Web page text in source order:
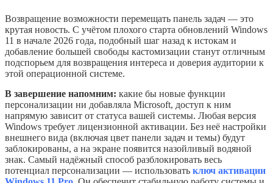
Возвращение возможности перемещать панель задач — это
крутая новость. С учётом плохого старта обновлений Windows
11 в начале 2026 года, подобный шаг назад к истокам и
добавление большей свободы кастомизации станут отличным
подспорьем для возвращения интереса и доверия аудитории к
этой операционной системе.
В завершение напомним: какие бы новые функции
персонализации ни добавляла Microsoft, доступ к ним
напрямую зависит от статуса вашей системы. Любая версия
Windows требует лицензионной активации. Без неё настройки
внешнего вида (включая цвет панели задач и темы) будут
заблокированы, а на экране появится назойливый водяной
знак. Самый надёжный способ разблокировать весь
потенциал персонализации — использовать ключ активации